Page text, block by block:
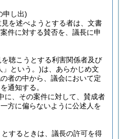
申し出)
を述べようとする者は、文書
件に対する賛否を、議長に申
聴こうとする利害関係者及び
」という。)は、あらかじめ文
者の中から、議会において定
通知する。
に、その案件に対して、賛成者
方に偏らないように公述人を
するときは、議長の許可を得